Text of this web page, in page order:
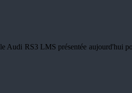
RS3 LMS présentée aujourd'hui